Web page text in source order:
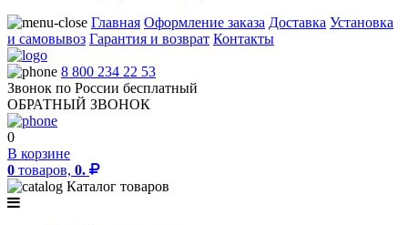
Главная Оформление заказа Доставка Установка
и самовывоз Гарантия и возврат Контакты
8 800 234 22 53
Звонок по России бесплатный
ОБРАТНЫЙ ЗВОНОК
0
В корзине
0 товаров, 0.
Каталог товаров